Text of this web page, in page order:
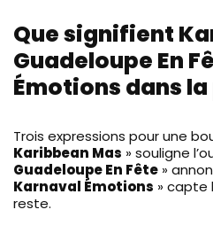
Que signifient
Guadeloupe En
Émotions dans
Trois expressions pour une
Karibbean Mas » souligne
Guadeloupe En Fête »
Karnaval Émotions » capte
reste.